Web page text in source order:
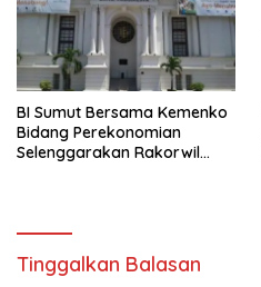
BI Sumut Bersama Kemenko
Bidang Perekonomian
Selenggarakan Rakorwil
Tinggalkan Balasan